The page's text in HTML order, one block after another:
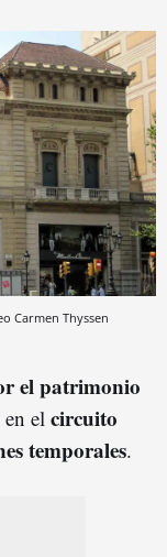
Carmen Thyssen
el patrimonio
el circuito
temporales.